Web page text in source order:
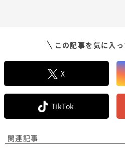
この記事を気に入
X
TikTok
関連記事